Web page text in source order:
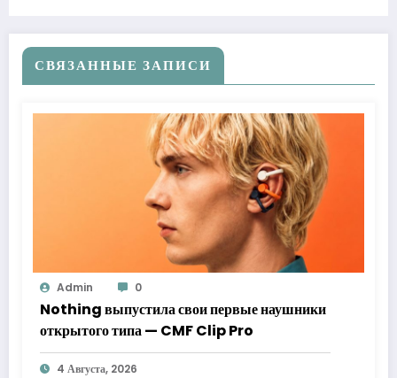
СВЯЗАННЫЕ ЗАПИСИ
Admin 0
Nothing выпустила свои первые наушники
открытого типа — CMF Clip Pro
4 Августа, 2026